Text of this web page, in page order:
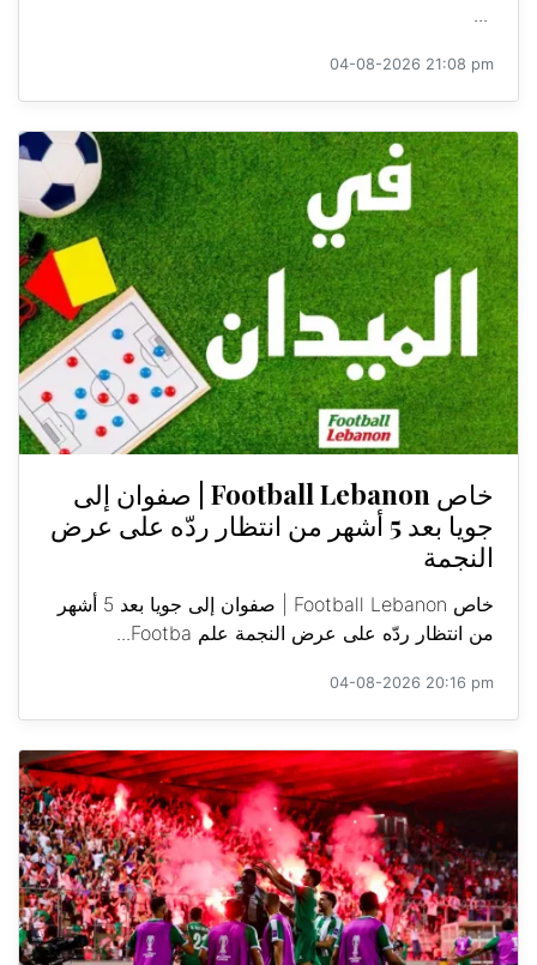
...
04-08-2026 21:08 pm
خاص Football Lebanon | صفوان إلى
جويا بعد 5 أشهر من انتظار ردّه على عرض
النجمة
خاص Football Lebanon | صفوان إلى جويا بعد 5 أشهر
من انتظار ردّه على عرض النجمة علم Footba...
04-08-2026 20:16 pm